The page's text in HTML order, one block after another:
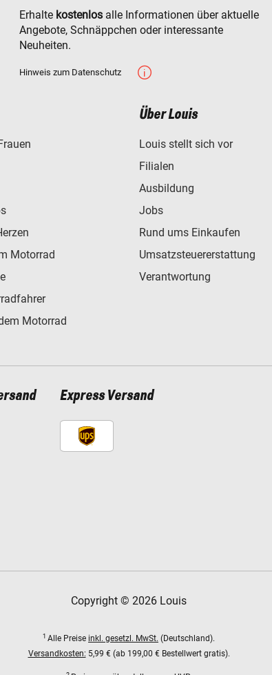
Erhalte kostenlos alle Informationen über aktuelle
Angebote, Schnäppchen oder interessante
Neuheiten.
Hinweis zum Datenschutz
Motorrad
Motorrad
Über Louis
Louis stellt sich vor
Filialen
Ausbildung
Jobs
Rund ums Einkaufen
Umsatzsteuererstattung
Verantwortung
Express Versand
Copyright © 2026 Louis
1 Alle Preise inkl. gesetzl. MwSt. (Deutschland).
Versandkosten: 5,99 € (ab 199,00 € Bestellwert gratis).